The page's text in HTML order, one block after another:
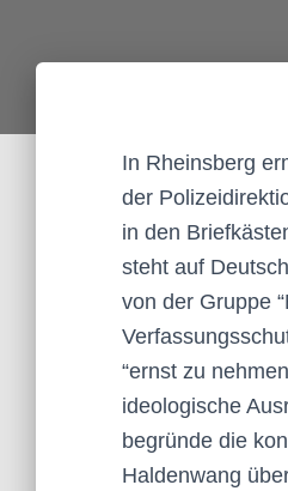
In Rheinsberg
der
in den
steht auf
von der Gruppe
“ernst zu
ideologische
begründe die
Haldenwang